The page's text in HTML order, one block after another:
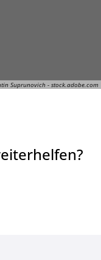
Suprunovich - stock.adobe.com